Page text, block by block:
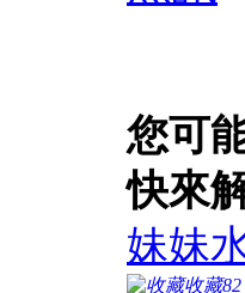
您可
快來
妹妹
收藏82